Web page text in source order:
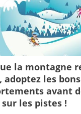
la montagne
adoptez les bons
avant
les pistes !